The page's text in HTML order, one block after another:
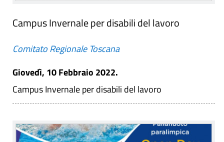
Campus Invernale per disabili del lavoro
Comitato Regionale Toscana
Giovedì, 10 Febbraio 2022.
Campus Invernale per disabili del lavoro